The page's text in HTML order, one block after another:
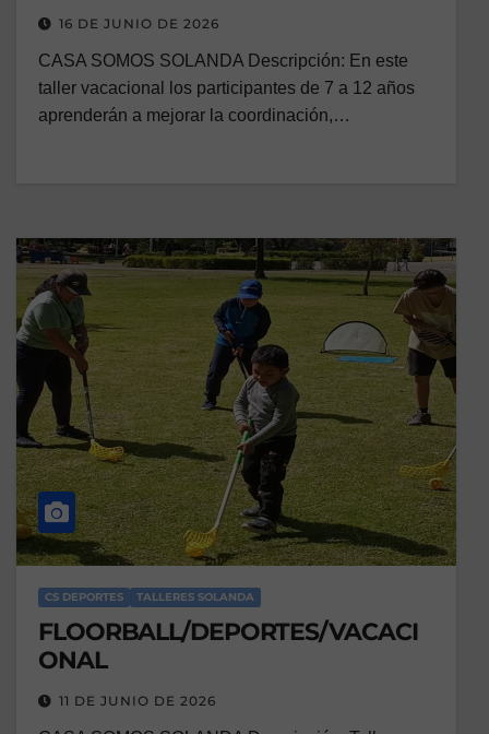
16 DE JUNIO DE 2026
CASA SOMOS SOLANDA Descripción: En este
taller vacacional los participantes de 7 a 12 años
aprenderán a mejorar la coordinación,…
CS DEPORTES TALLERES SOLANDA
FLOORBALL/DEPORTES/VACACI
ONAL
11 DE JUNIO DE 2026